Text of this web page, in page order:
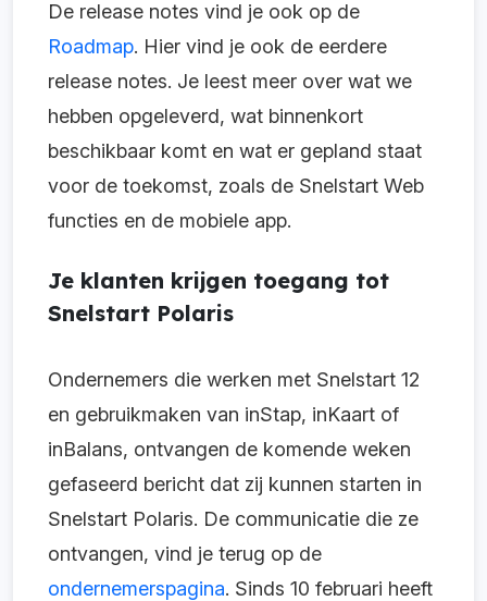
De release notes vind je ook op de
Roadmap. Hier vind je ook de eerdere
release notes. Je leest meer over wat we
hebben opgeleverd, wat binnenkort
beschikbaar komt en wat er gepland staat
voor de toekomst, zoals de Snelstart Web
functies en de mobiele app.
Je klanten krijgen toegang tot
Snelstart Polaris
Ondernemers die werken met Snelstart 12
en gebruikmaken van inStap, inKaart of
inBalans, ontvangen de komende weken
gefaseerd bericht dat zij kunnen starten in
Snelstart Polaris. De communicatie die ze
ontvangen, vind je terug op de
ondernemerspagina. Sinds 10 februari heeft